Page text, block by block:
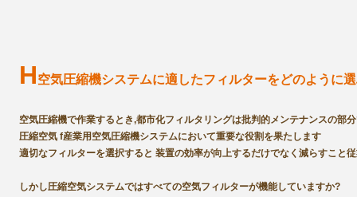
H空気圧縮機システムに適したフィルターをどのように
空気圧縮機で作業するとき,都市化フィルタリングは批判的メンテナンスの部
圧縮空気 f産業用空気圧縮機システムにおいて重要な役割を果たします
適切なフィルターを選択すると 装置の効率が向上するだけでなく 減らすこと
しかし圧縮空気システムではすべての空気フィルターが機能していますか?